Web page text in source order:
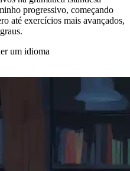
progressivo, começando
até exercícios mais avançados,
um idioma